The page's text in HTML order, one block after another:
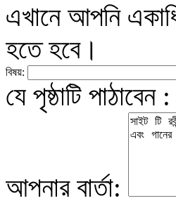
এখানে আপনি
হতে হবে।
বিষয়:
যে পৃষ্ঠাটি পাঠাবেন :
আপনার বার্তা: